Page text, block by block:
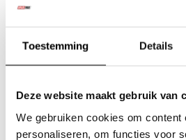
Toestemming Details
Deze website maakt gebruik van
We gebruiken cookies om content
personaliseren, om functies voor
Excl. btw